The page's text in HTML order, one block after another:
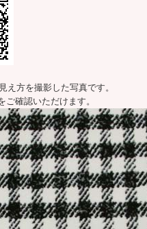
え方を撮影した写真です。
確認いただけます。